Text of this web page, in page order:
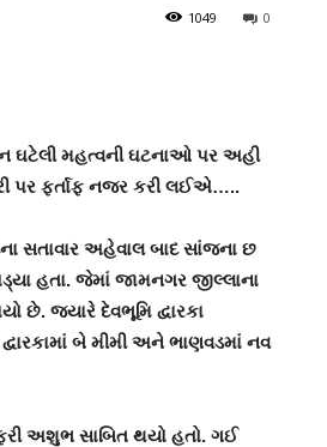
0
1049
ઘટેલી મહત્વની ઘટનાઓ પર અહી
પર ફર્તાફ નજર કરી લઈએ…..
સતાવાર અહેવાલ બાદ સાંજના છ
હતા. જેમાં જામનગર જીલ્લાના
છે. જયારે દેવભૂમિ દ્વારકા
બે મીમી અને ભાણવડમાં નવ
ફરી અશુભ સાબિત થયો હતો. ગઈ